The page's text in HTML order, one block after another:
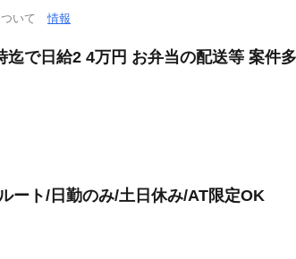
ついて情報
で日給2 4万円 お弁当の配送等 案件
ート/日勤のみ/土日休み/AT限定OK